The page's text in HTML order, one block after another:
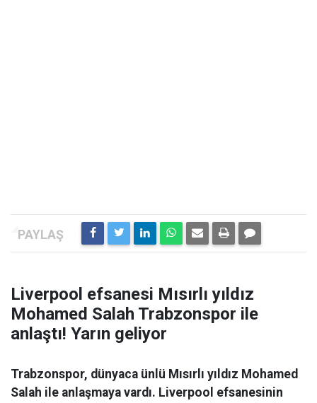
Liverpool efsanesi Mısırlı yıldız
Mohamed Salah Trabzonspor ile
anlaştı! Yarın geliyor
Trabzonspor, dünyaca ünlü Mısırlı yıldız Mohamed
Salah ile anlaşmaya vardı. Liverpool efsanesinin